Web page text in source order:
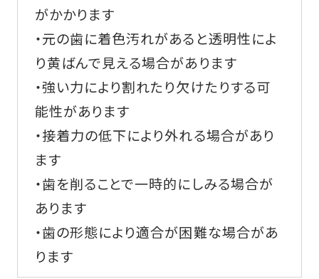
がかかります
・元の歯に着色汚れがあると透明性によ
り黄ばんで見える場合があります
・強い力により割れたり欠けたりする可
能性があります
・接着力の低下により外れる場合があり
ます
・歯を削ることで一時的にしみる場合が
あります
・歯の形態により適合が困難な場合があ
ります